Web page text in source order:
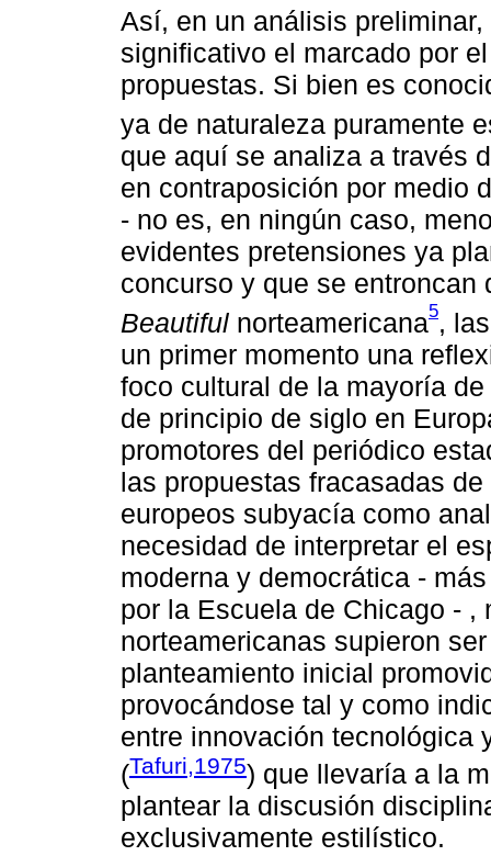
Así, en un análisis
significativo el marcado por
propuestas. Si bien es
ya de naturaleza puramente
que aquí se analiza a través
en contraposición por medio
- no es, en ningún caso,
evidentes pretensiones ya
concurso y que se
Beautiful norteamericana5,
un primer momento una
foco cultural de la mayoría
de principio de siglo en
promotores del periódico
las propuestas fracasadas
europeos subyacía como
necesidad de interpretar el
moderna y democrática -
por la Escuela de Chicago - ,
norteamericanas supieron
planteamiento inicial
provocándose tal y como
entre innovación tecnológica
(Tafuri,1975) que llevaría a la
plantear la discusión
exclusivamente estilístico.